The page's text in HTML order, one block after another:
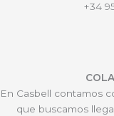
+34
En Casbell contamos
que buscamos